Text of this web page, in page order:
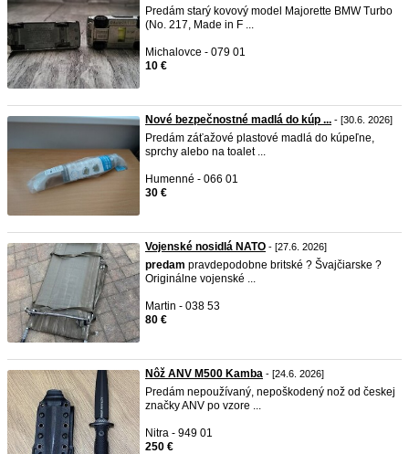
Predám starý kovový model Majorette BMW Turbo
(No. 217, Made in F ...
Michalovce - 079 01
10 €
Nové bezpečnostné madlá do kúp ... - [30.6. 2026]
Predám záťažové plastové madlá do kúpeľne,
sprchy alebo na toalet ...
Humenné - 066 01
30 €
Vojenské nosidlá NATO - [27.6. 2026]
predam pravdepodobne britské ? Švajčiarske ?
Originálne vojenské ...
Martin - 038 53
80 €
Nôž ANV M500 Kamba - [24.6. 2026]
Predám nepoužívaný, nepoškodený nož od českej
značky ANV po vzore ...
Nitra - 949 01
250 €